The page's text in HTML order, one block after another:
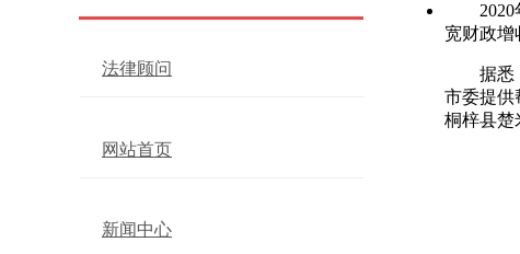
法律顾问
网站首页
新闻中心
宽财政增
据悉
市委提供
桐梓县楚